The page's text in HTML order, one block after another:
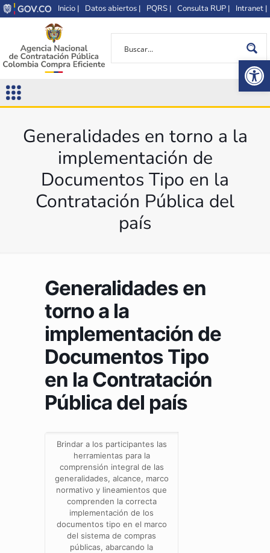
Inicio | Datos abiertos | PQRS | Consulta RUP | Intranet |
Generalidades en torno a la
implementación de
Documentos Tipo en la
Contratación Pública del
país
Generalidades en
torno a la
implementación de
Documentos Tipo
en la Contratación
Pública del país
Brindar a los participantes las
herramientas para la
comprensión integral de las
generalidades, alcance, marco
normativo y lineamientos que
comprenden la correcta
implementación de los
documentos tipo en el marco
del sistema de compras
públicas, abarcando la